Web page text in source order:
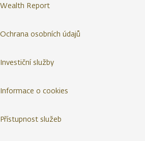
Wealth Report
Ochrana osobních údajů
Investiční služby
Informace o cookies
Přístupnost služeb